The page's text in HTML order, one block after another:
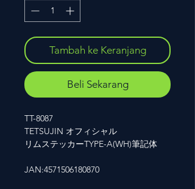
Tambah ke Keranjang
Beli Sekarang
TT-8087
TETSUJIN オフィシャル
リムステッカーTYPE-A(WH)筆記体
JAN:4571506180870